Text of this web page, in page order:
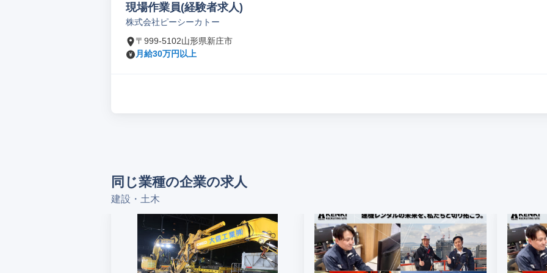
現場作業員(経験者求人)
株式会社ピーシーカトー
〒999-5102山形県新庄市
月給30万円以上
同じ業種の企業の求人
建設・土木